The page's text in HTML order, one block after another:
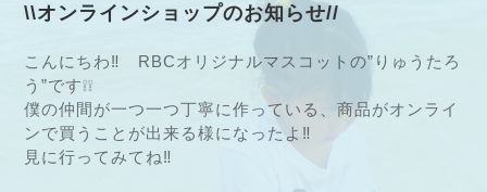
\\オンラインショップのお知らせ//
こんにちわ‼ RBCオリジナルマスコットの”りゅうたろ
う”です❕❕
僕の仲間が一つ一つ丁寧に作っている、商品がオンライ
ンで買うことが出来る様になったよ‼
見に行ってみてね‼